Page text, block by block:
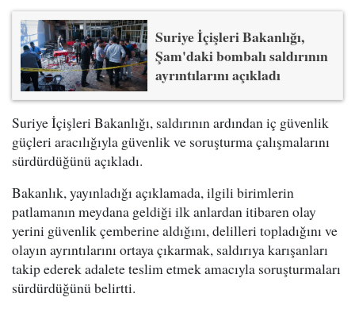
Suriye İçişleri Bakanlığı,
Şam'daki bombalı saldırının
ayrıntılarını açıkladı
Suriye İçişleri Bakanlığı, saldırının ardından iç güvenlik
güçleri aracılığıyla güvenlik ve soruşturma çalışmalarını
sürdürdüğünü açıkladı.
Bakanlık, yayınladığı açıklamada, ilgili birimlerin
patlamanın meydana geldiği ilk anlardan itibaren olay
yerini güvenlik çemberine aldığını, delilleri topladığını ve
olayın ayrıntılarını ortaya çıkarmak, saldırıya karışanları
takip ederek adalete teslim etmek amacıyla soruşturmaları
sürdürdüğünü belirtti.